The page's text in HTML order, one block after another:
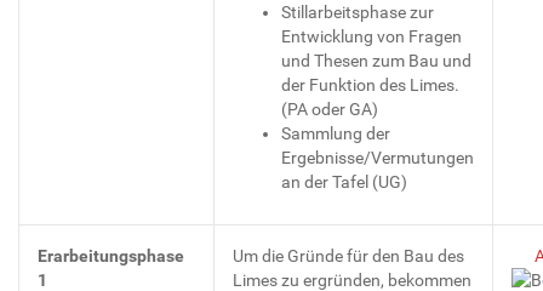
Stillarbeitsphase zur
Entwicklung von Fragen
und Thesen zum Bau und
der Funktion des Limes.
(PA oder GA)
Sammlung der
Ergebnisse/Vermutungen
an der Tafel (UG)
Erarbeitungsphase
1
Um die Gründe für den Bau des
Limes zu ergründen, bekommen